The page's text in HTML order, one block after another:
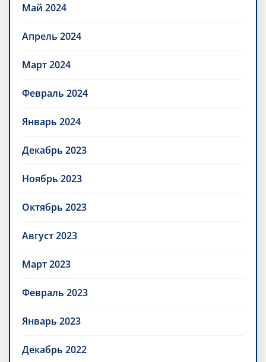
Май 2024
Апрель 2024
Март 2024
Февраль 2024
Январь 2024
Декабрь 2023
Ноябрь 2023
Октябрь 2023
Август 2023
Март 2023
Февраль 2023
Январь 2023
Декабрь 2022